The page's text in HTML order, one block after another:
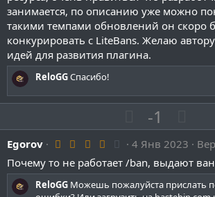
      enabled: true
      commands:
      - some_command
#- "mute %1$f 5m Вам не
#               Worlds where
    disabled-worlds:
    - "some_world"
с с
и
в
н
ы
г
о
л
о
с
и
в
н
ы
г
л
о
с
з
в
ё
д
занимается, по описанию уже можно
такими темпами обновлений он скоро
конкурировать с LiteBans. Желаю
идей для развития плагина.
ReloGGСпасибо!
П
о
з
и
т
-1
е
г
а
т
Egorov 4
0
0
з
4 Янв 2023
Почему то не работает /ban, выдают
ReloGG Можешь пожалуйста прислать